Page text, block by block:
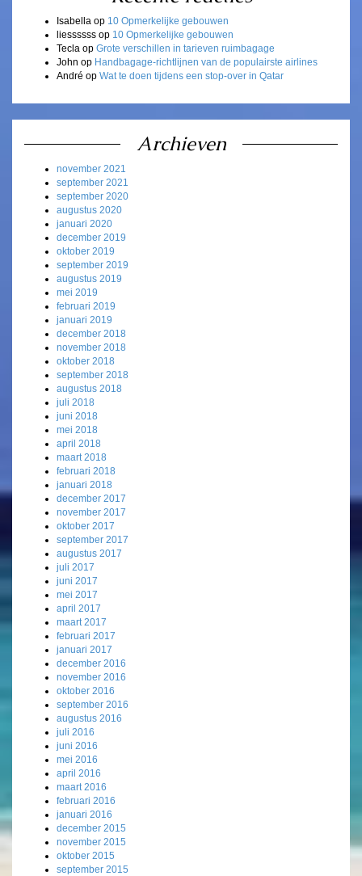
Isabella op 10 Opmerkelijke gebouwen
liessssss op 10 Opmerkelijke gebouwen
Tecla op Grote verschillen in tarieven ruimbagage
John op Handbagage-richtlijnen van de populairste airlines
André op Wat te doen tijdens een stop-over in Qatar
Archieven
november 2021
september 2021
september 2020
augustus 2020
januari 2020
december 2019
oktober 2019
september 2019
augustus 2019
mei 2019
februari 2019
januari 2019
december 2018
november 2018
oktober 2018
september 2018
augustus 2018
juli 2018
juni 2018
mei 2018
april 2018
maart 2018
februari 2018
januari 2018
december 2017
november 2017
oktober 2017
september 2017
augustus 2017
juli 2017
juni 2017
mei 2017
april 2017
maart 2017
februari 2017
januari 2017
december 2016
november 2016
oktober 2016
september 2016
augustus 2016
juli 2016
juni 2016
mei 2016
april 2016
maart 2016
februari 2016
januari 2016
december 2015
november 2015
oktober 2015
september 2015